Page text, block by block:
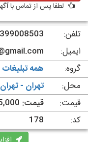
لطفا پس از تماس با
تلفن:
ایمیل:
گروه:
همه تبلیغات
محل:
تهران - تهران
قیمت:
قیمت: 55,000 تومان
کد:
178